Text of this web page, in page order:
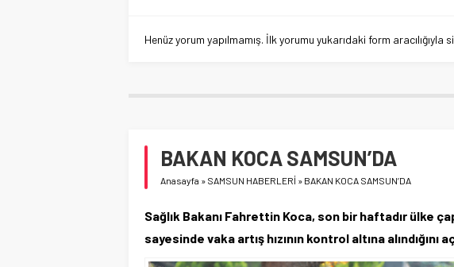
Henüz yorum yapılmamış. İlk yorumu yukarıdaki form aracılığıyla
BAKAN KOCA SAMSUN’DA
Anasayfa » SAMSUN HABERLERİ » BAKAN KOCA SAMSUN’DA
Sağlık Bakanı Fahrettin Koca, son bir haftadır ülke
sayesinde vaka artış hızının kontrol altına alındığını